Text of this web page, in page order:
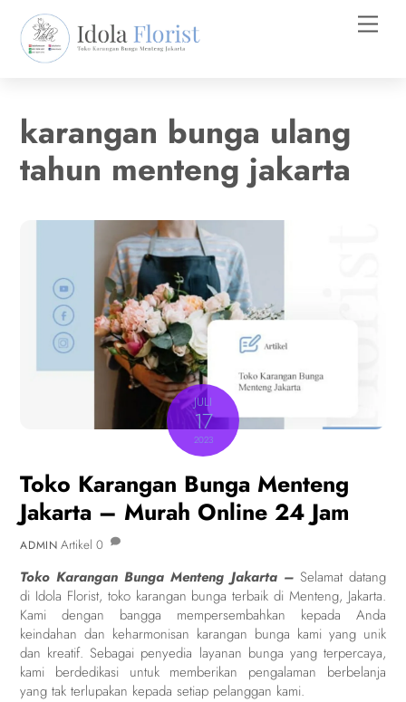
content
karangan bunga ulang
tahun menteng jakarta
JULI
17
2023
Toko Karangan Bunga Menteng
Jakarta – Murah Online 24 Jam
ADMIN Artikel 0
Toko Karangan Bunga Menteng Jakarta – Selamat datang
di Idola Florist, toko karangan bunga terbaik di Menteng, Jakarta.
Kami dengan bangga mempersembahkan kepada Anda
keindahan dan keharmonisan karangan bunga kami yang unik
dan kreatif. Sebagai penyedia layanan bunga yang terpercaya,
kami berdedikasi untuk memberikan pengalaman berbelanja
yang tak terlupakan kepada setiap pelanggan kami.